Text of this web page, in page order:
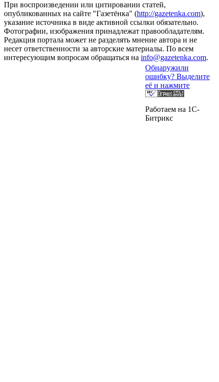
При воспроизведении или цитировании статей,
опубликованных на сайте "Газетёнка" (http://gazetenka.com),
указание источника в виде активной ссылки обязательно.
Фотографии, изображения принадлежат правообладателям.
Редакция портала может не разделять мнение автора и не
несет ответственности за авторские материалы. По всем
интересующим вопросам обращаться на info@gazetenka.com.
Обнаружили
ошибку? Выделите
её и нажмите
Работаем на 1C-
Битрикс